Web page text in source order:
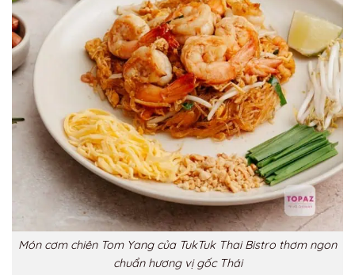
Món cơm chiên Tom Yang của TukTuk Thai Bistro thơm ngon
chuẩn hương vị gốc Thái